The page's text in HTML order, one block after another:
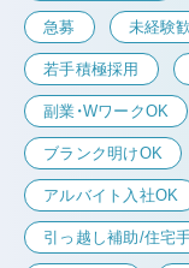
急募 未経験
若手積極採用
副業・WワークOK
ブランク明けOK
アルバイト入社OK
引っ越し補助/住宅